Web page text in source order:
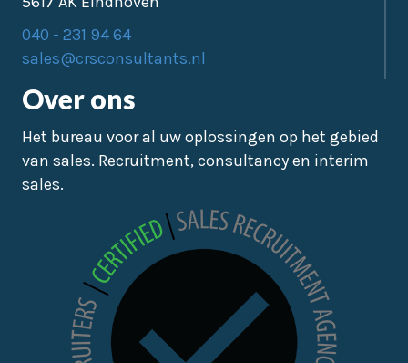
040 - 231 94 64
sales@crsconsultants.nl
Over ons
Het bureau voor al uw oplossingen op het gebied
van sales. Recruitment, consultancy en interim
sales.